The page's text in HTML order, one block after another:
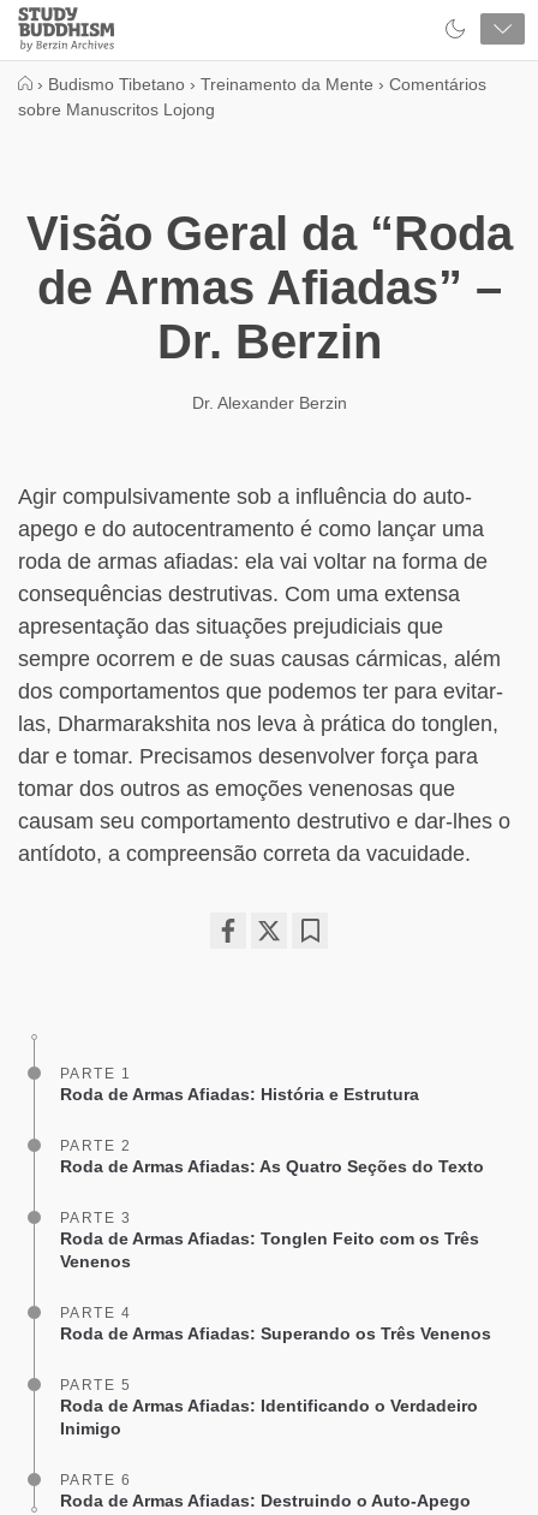
Close
Study
Buddhism
› Budismo Tibetano › Treinamento da Mente › Comentários
sobre Manuscritos Lojong
Visão Geral da “Roda
de Armas Afiadas” –
Dr. Berzin
Dr. Alexander Berzin
Agir compulsivamente sob a influência do auto-
apego e do autocentramento é como lançar uma
roda de armas afiadas: ela vai voltar na forma de
consequências destrutivas. Com uma extensa
apresentação das situações prejudiciais que
sempre ocorrem e de suas causas cármicas, além
dos comportamentos que podemos ter para evitar-
las, Dharmarakshita nos leva à prática do tonglen,
dar e tomar. Precisamos desenvolver força para
tomar dos outros as emoções venenosas que
causam seu comportamento destrutivo e dar-lhes o
antídoto, a compreensão correta da vacuidade.
PARTE 1
Roda de Armas Afiadas: História e Estrutura
PARTE 2
Roda de Armas Afiadas: As Quatro Seções do Texto
PARTE 3
Roda de Armas Afiadas: Tonglen Feito com os Três
Venenos
PARTE 4
Roda de Armas Afiadas: Superando os Três Venenos
PARTE 5
Roda de Armas Afiadas: Identificando o Verdadeiro
Inimigo
PARTE 6
Roda de Armas Afiadas: Destruindo o Auto-Apego